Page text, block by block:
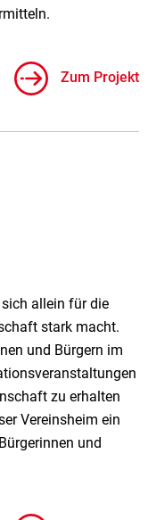
Zum Projekt
allein für die
stark macht.
und Bürgern im
zu erhalten
Vereinsheim ein
und